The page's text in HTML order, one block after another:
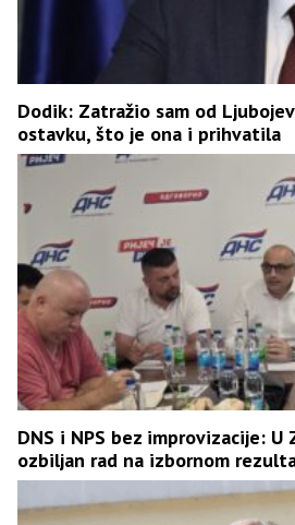
Dodik: Zatražio sam od
ostavku, što je ona i prihvatila
DNS i NPS bez improvizacije:
ozbiljan rad na izbornom